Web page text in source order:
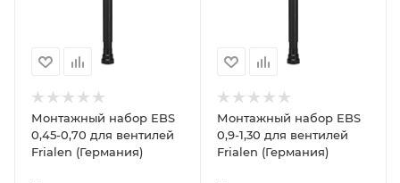
Монтажный набор EBS
0,45-0,70 для вентилей
Frialen (Германия)
Монтажный набор EBS
0,9-1,30 для вентилей
Frialen (Германия)